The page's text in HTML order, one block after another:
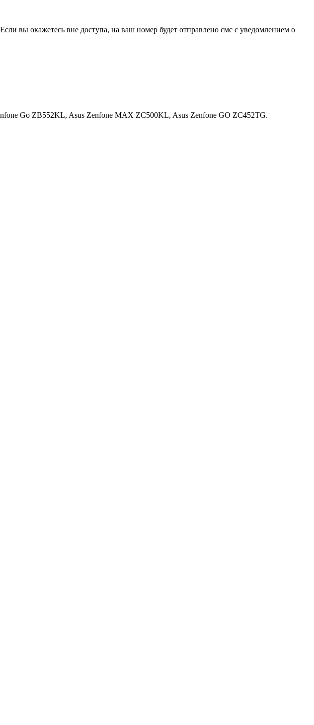
вы окажетесь вне доступа, на ваш номер будет отправлено смс с уведомлением о
Go ZB552KL, Asus Zenfone MAX ZC500KL, Asus Zenfone GO ZC452TG.